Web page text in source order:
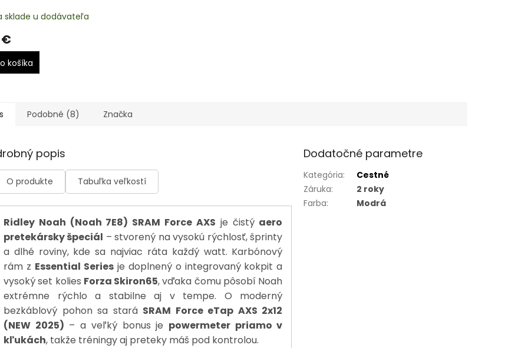
sklade u dodávateľa
€
košíka
Podobné (8) Značka
popis
O produkte Tabuľka veľkostí
Ridley Noah (Noah 7E8) SRAM Force AXS je čistý aero
pretekársky špeciál – stvorený na vysokú rýchlosť, šprinty
a dlhé roviny, kde sa najviac ráta každý watt. Karbónový
rám z Essential Seriesje doplnený o integrovaný kokpit a
vysoký set kolies Forza Skiron65, vďaka čomu pôsobí Noah
extrémne rýchlo a stabilne aj v tempe. O moderný
bezkáblový pohon sa stará SRAM Force eTap AXS 2x12
(NEW 2025) – a veľký bonus je powermeter priamo v
kľukách, takže tréningy aj preteky máš pod kontrolou.
Dodatočné parametre
Kategória:
Cestné
Záruka:
2 roky
Farba: Modrá